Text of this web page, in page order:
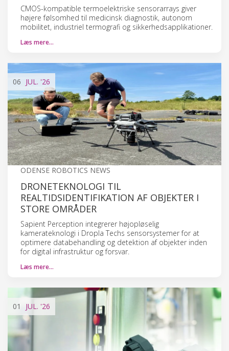
CMOS-kompatible termoelektriske sensorarrays giver
højere følsomhed til medicinsk diagnostik, autonom
mobilitet, industriel termografi og sikkerhedsapplikationer.
Læs mere…
06 JUL. '26
ODENSE ROBOTICS NEWS
DRONETEKNOLOGI TIL
REALTIDSIDENTIFIKATION AF OBJEKTER I
STORE OMRÅDER
Sapient Perception integrerer højopløselig
kamerateknologi i Dropla Techs sensorsystemer for at
optimere databehandling og detektion af objekter inden
for digital infrastruktur og forsvar.
Læs mere…
01 JUL. '26